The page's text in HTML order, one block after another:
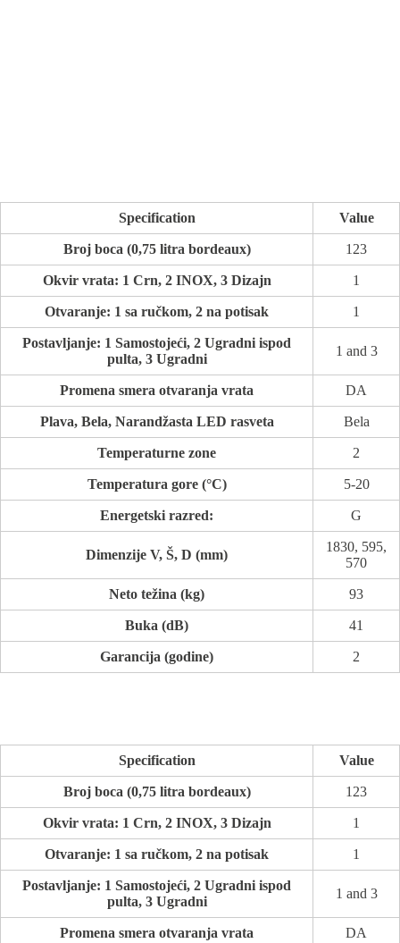
Specification Value
Broj boca (0,75 litra bordeaux) 123
Okvir vrata: 1 Crn, 2 INOX, 3 Dizajn 1
Otvaranje: 1 sa ručkom, 2 na potisak 1
Postavljanje: 1 Samostojeći, 2 Ugradni ispod
pulta, 3 Ugradni
1 and 3
Promena smera otvaranja vrata DA
Plava, Bela, Narandžasta LED rasveta Bela
Temperaturne zone 2
Temperatura gore (°C) 5-20
Energetski razred: G
Dimenzije V, Š, D (mm)
1830, 595,
570
Neto težina (kg) 93
Buka (dB) 41
Garancija (godine) 2
Specification Value
Broj boca (0,75 litra bordeaux) 123
Okvir vrata: 1 Crn, 2 INOX, 3 Dizajn 1
Otvaranje: 1 sa ručkom, 2 na potisak 1
Postavljanje: 1 Samostojeći, 2 Ugradni ispod
pulta, 3 Ugradni
1 and 3
Promena smera otvaranja vrata DA